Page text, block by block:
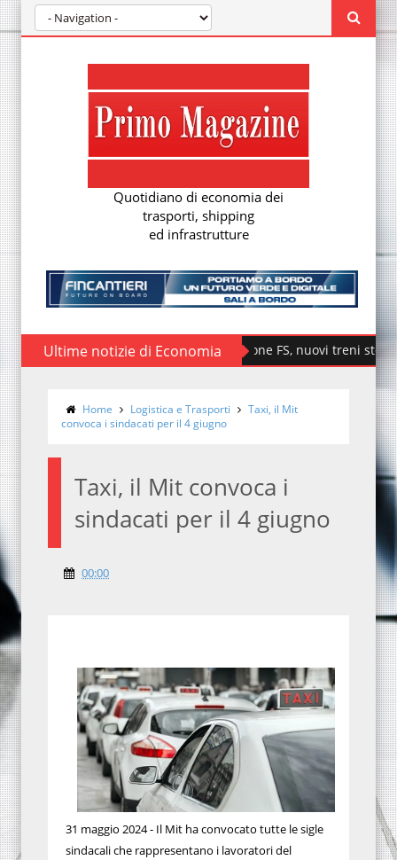
Quotidiano di economia dei
trasporti, shipping
ed infrastrutture
Ultime notizie di EconomiaFondazione FS, nuovi treni storici
Home Logistica e Trasporti
Taxi, il Mit
convoca i sindacati per il 4 giugno
Taxi, il Mit convoca i
sindacati per il 4 giugno
00:00
31 maggio 2024 - Il Mit ha convocato tutte le sigle
sindacali che rappresentano i lavoratori del